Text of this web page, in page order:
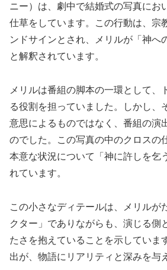
ニー）は、劇中で結婚式の写真にお
仕草をしています。この行動は、宗
ンドサインとされ、メリルが「神へ
と解釈されています。
メリルは番組の脚本の一環として、
る役割を担っていました。しかし、
意思によるものではなく、番組の演
のでした。この写真の中のクロスの
本意な状況について「神に許しを乞
れています。
この小さなディテールは、メリルが
クター」でありながらも、演じる側
たさを抱えていることを示していま
出が、物語にリアリティと深みを与